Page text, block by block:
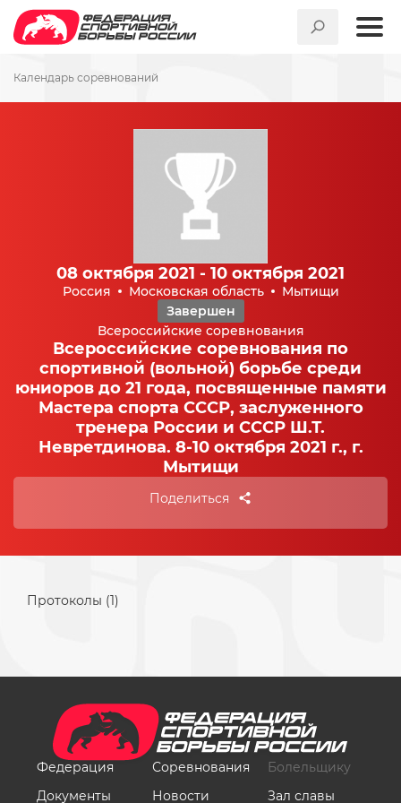
Календарь соревнований
08 октября 2021 - 10 октября 2021
Россия Московская область Мытищи
Всероссийские соревнования
Завершен
Всероссийские соревнования по
спортивной (вольной) борьбе среди
юниоров до 21 года, посвященные памяти
Мастера спорта СССР, заслуженного
тренера России и СССР Ш.Т.
Невретдинова. 8-10 октября 2021 г., г.
Мытищи
Поделиться
Протоколы (1)
Федерация
Документы
Соревнования
Новости
Болельщику
Зал славы